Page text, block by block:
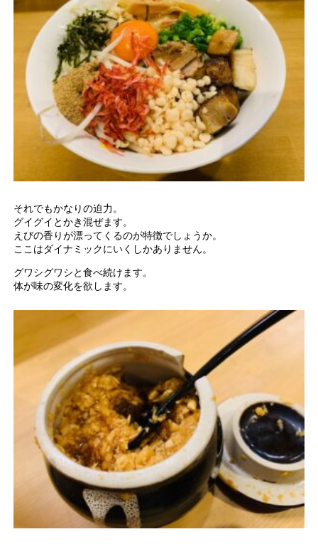
それでもかなりの迫力。
グイグイとかき混ぜます。
えびの香りが漂ってくるのが特徴でしょうか。
ここはダイナミックにいくしかありません。
グワシグワシと食べ続けます。
体が味の変化を欲します。